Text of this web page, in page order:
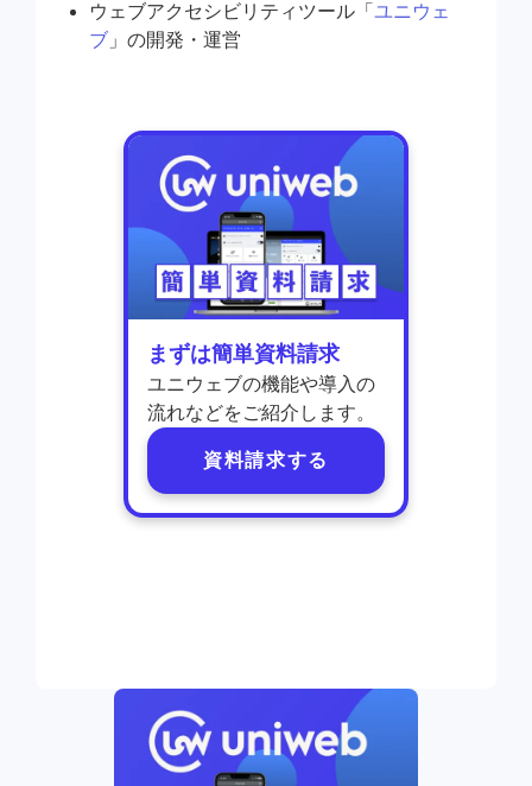
ウェブアクセシビリティツール「 ユニウェ
ブ 」の開発・運営
まずは簡単資料請求
ユニウェブの機能や導入の
流れなどをご紹介します。
資料請求する